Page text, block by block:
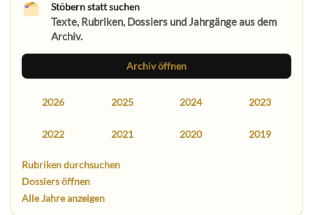
Stöbern statt suchen
Texte, Rubriken, Dossiers und Jahrgänge aus dem
Archiv.
Archiv öffnen
2026 2025 2024 2023
2022 2021 2020 2019
Rubriken durchsuchen
Dossiers öffnen
Alle Jahre anzeigen